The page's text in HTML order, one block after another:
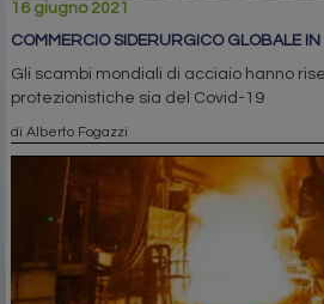
16 giugno 2021
COMMERCIO SIDERURGICO GLOBALE
Gli scambi mondiali di acciaio hanno
protezionistiche sia del Covid-19
di Alberto Fogazzi